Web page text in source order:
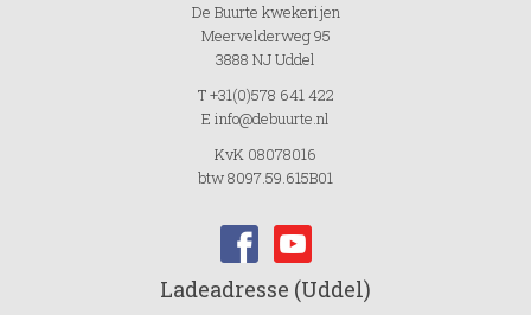
De Buurte kwekerijen
Meervelderweg 95
3888 NJ Uddel
T +31(0)578 641 422
E info@debuurte.nl
KvK 08078016
btw 8097.59.615B01
Ladeadresse (Uddel)